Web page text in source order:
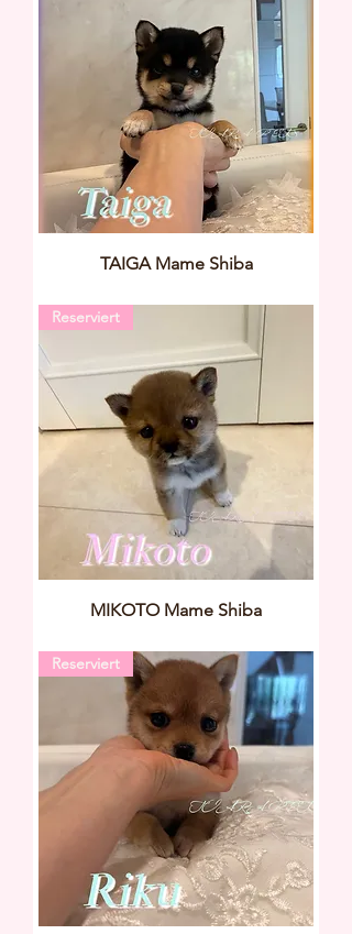
TAIGA Mame Shiba
Reserviert
MIKOTO Mame Shiba
Reserviert